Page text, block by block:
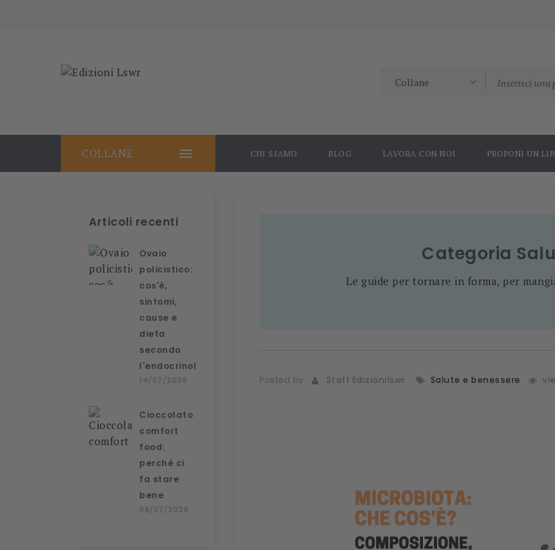

COLLANE CHI SIAMO BLOG LAVORA CON NOI PROPONI UN
Articoli recenti
Ovaio
policistico:
cos'è,
sintomi,
cause e
dieta
secondo
l'endocrinologa
14/07/2026
Cioccolato
comfort
food:
perché ci
fa stare
bene
08/07/2026
Categoria
Le guide per tornare in forma, per
Posted by Staff Edizionilswr Salute e benessere